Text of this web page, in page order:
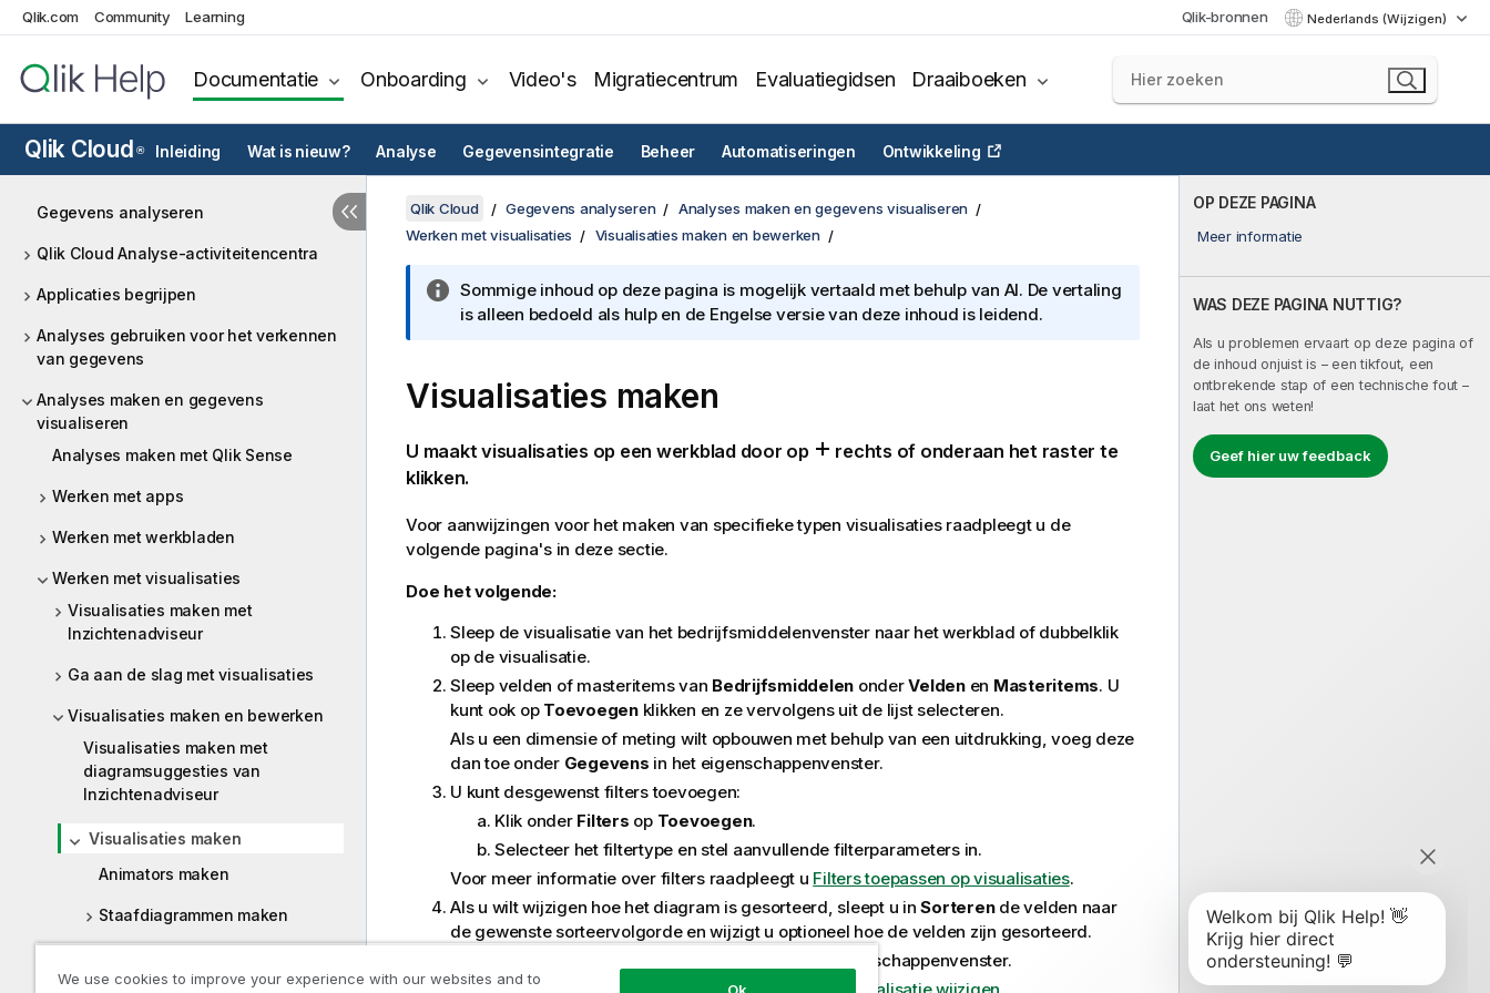
Qlik.com Community Learning Qlik-bronnen Nederlands (Wijzigen)
Documentatie Onboarding Video's Migratiecentrum Evaluatiegidsen Draaiboeken
Qlik Cloud ® Inleiding Wat is nieuw? Analyse Gegevensintegratie Beheer Automatiseringen Ontwikkeling
Gegevens analyseren
Qlik Cloud Analyse-activiteitencentra
Applicaties begrijpen
Analyses gebruiken voor het verkennen
van gegevens
Analyses maken en gegevens
visualiseren
Analyses maken met Qlik Sense
Werken met apps
Werken met werkbladen
Werken met visualisaties
Visualisaties maken met
Inzichtenadviseur
Ga aan de slag met visualisaties
Visualisaties maken en bewerken
Visualisaties maken met
diagramsuggesties van
Inzichtenadviseur
Visualisaties maken
Animators maken
Staafdiagrammen maken
OP DEZE PAGINA
Meer informatie
WAS DEZE PAGINA NUTTIG?
Als u problemen ervaart op deze pagina of
de inhoud onjuist is – een tikfout, een
ontbrekende stap of een technische fout –
laat het ons weten!
Geef hier uw feedback
Qlik Cloud Gegevens analyseren
Analyses maken en gegevens visualiseren
Werken met visualisaties
Visualisaties maken en bewerken
Sommige inhoud op deze pagina is mogelijk vertaald met behulp van AI. De vertaling
is alleen bedoeld als hulp en de Engelse versie van deze inhoud is leidend.
Visualisaties maken
U maaktvisualisaties op een werkbladdoor op
rechts of onderaan het raster te
klikken.
Voor aanwijzingen voor het maken van specifieke typen visualisaties raadpleegt u de
volgende pagina's in deze sectie.
Doe het volgende:
Sleep de visualisatie van het bedrijfsmiddelenvenster naar het werkblad of dubbelklik
op de visualisatie.
Sleep velden of masteritems van Bedrijfsmiddelen onderVeldenen Masteritems. U
kunt ook op Toevoegenklikken en ze vervolgens uit de lijst selecteren.
Als u een dimensie of meting wilt opbouwen met behulp van een uitdrukking, voeg deze
dan toe onder Gegevens in het eigenschappenvenster.
U kunt desgewenst filters toevoegen:
Klik onder Filters op Toevoegen.
Selecteer het filtertype en stel aanvullende filterparameters in.
Voor meer informatie over filters raadpleegt u Filters toepassen op visualisaties.
Als u wilt wijzigen hoe het diagram is gesorteerd, sleept u inSorterende velden naar
de gewenste sorteervolgorde en wijzigt u optioneel hoe de velden zijn gesorteerd.
Pas de presentatie van de visualisatie aan in het eigenschappenvenster.
We use cookies to improve your experience with our websites and to